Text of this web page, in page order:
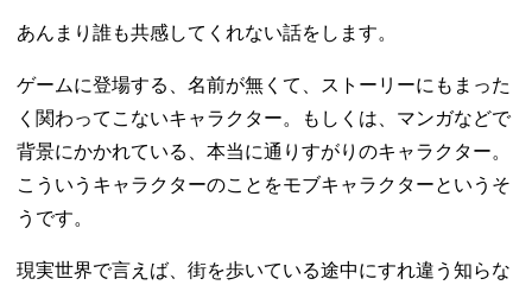
あんまり誰も共感してくれない話をします。
ゲームに登場する、名前が無くて、ストーリーにもまった
く関わってこないキャラクター。もしくは、マンガなどで
背景にかかれている、本当に通りすがりのキャラクター。
こういうキャラクターのことをモブキャラクターというそ
うです。
現実世界で言えば、街を歩いている途中にすれ違う知らな